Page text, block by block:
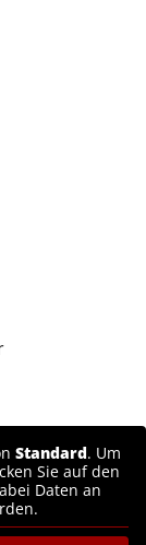
Standard. Um
Sie auf den
Daten an